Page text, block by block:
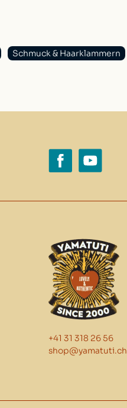
Schmuck & Haarklammern
+41 31 318 26 56
shop@yamatuti.ch